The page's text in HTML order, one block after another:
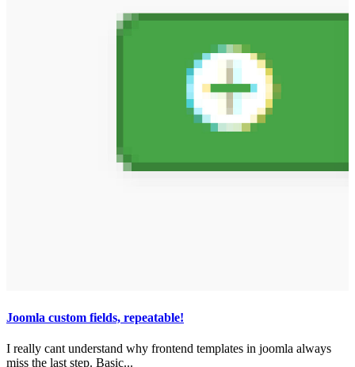
Joomla custom fields, repeatable!
I really cant understand why frontend templates in joomla always
miss the last step. Basic...